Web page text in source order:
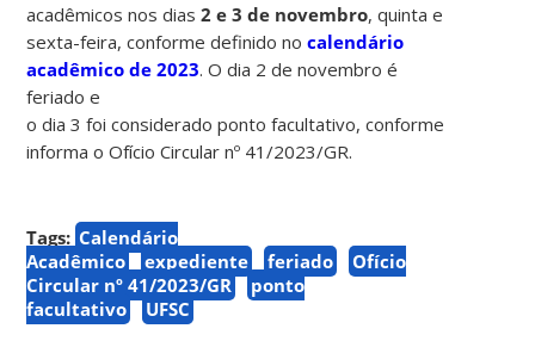
acadêmicos nos dias 2 e 3 de novembro, quinta e
sexta-feira, conforme definido nocalendário
acadêmico de 2023. O dia 2 de novembro é
feriado e
o dia 3 foi considerado ponto facultativo, conforme
informa o Ofício Circular nº 41/2023/GR.
Tags: Calendário
Acadêmico
expediente feriado
Ofício
Circular nº 41/2023/GR
ponto
facultativo
UFSC